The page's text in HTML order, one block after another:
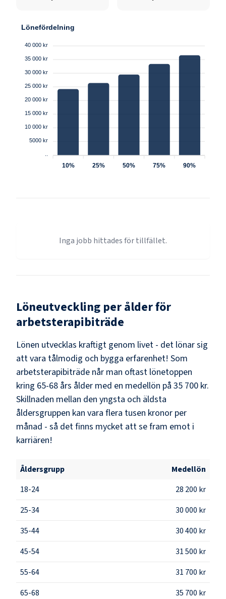
Lönefördelning
40 000 kr
35 000 kr
30 000 kr
25 000 kr
20 000 kr
15 000 kr
10 000 kr
5000 kr
10% 25% 50% 75% 90%
Inga jobb hittades för tillfället.
Löneutveckling per ålder för
arbetsterapibiträde
Lönen utvecklas kraftigt genom livet - det lönar sig
att vara tålmodig och bygga erfarenhet! Som
arbetsterapibiträde når man oftast lönetoppen
kring 65-68 års ålder med en medellön på 35 700 kr.
Skillnaden mellan den yngsta och äldsta
åldersgruppen kan vara flera tusen kronor per
månad - så det finns mycket att se fram emot i
karriären!
Åldersgrupp
Medellön
18-24
28 200 kr
25-34
30 000 kr
35-44
30 400 kr
45-54
31 500 kr
55-64
31 700 kr
65-68
35 700 kr